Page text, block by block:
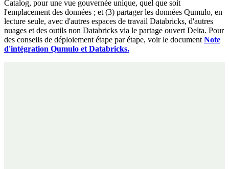
Catalog, pour une vue gouvernée unique, quel que soit
l'emplacement des données ; et (3) partager les données Qumulo, en
lecture seule, avec d'autres espaces de travail Databricks, d'autres
nuages et des outils non Databricks via le partage ouvert Delta. Pour
des conseils de déploiement étape par étape, voir le document Note
d'intégration Qumulo et Databricks.